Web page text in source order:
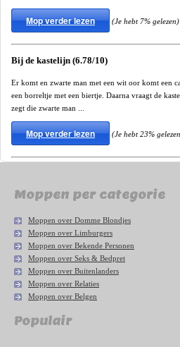
Mop verder lezen (Je hebt 7% gelezen)
Bij de kastelijn (6.78/10)
Er komt en zwarte man met een wit oor komt een
een borreltje met een biertje. Daarna vraagt de
zegt die zwarte man ...
Mop verder lezen (Je hebt 23%
Moppen per categorie
Moppen over Domme Blondjes
Moppen over Limburgers
Moppen over Bekende Personen
Moppen over Seks & Bedpret
Moppen over Buitenlanders
Moppen over Relaties
Moppen over Belgen
Populair